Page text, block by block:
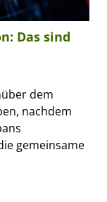
Das sind
dem
nachdem
gemeinsame